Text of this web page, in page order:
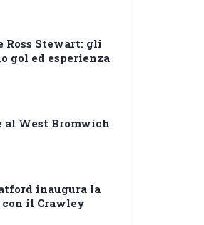
Ross Stewart: gli
gol ed esperienza
West Bromwich
inaugura la
il Crawley